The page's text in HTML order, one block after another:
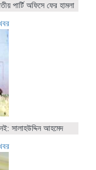
পার্টি অফিসে ফের হামলা
সালাহউদ্দিন আহমেদ